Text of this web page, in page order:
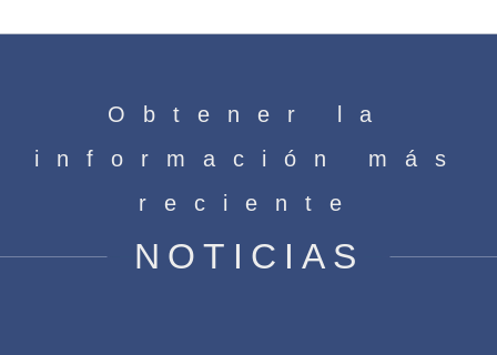
Obtener la
información más
reciente
NOTICIAS